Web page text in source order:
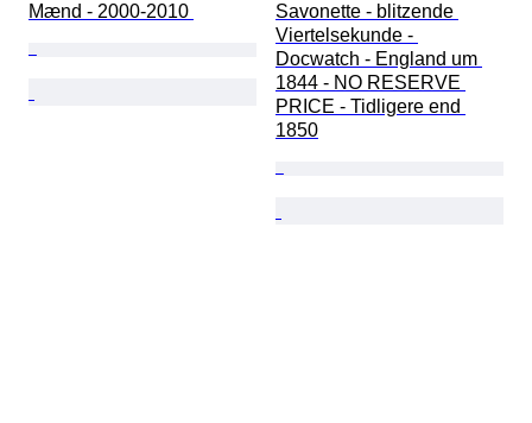
Mænd - 2000-2010
Savonette - blitzende
Viertelsekunde -
Docwatch - England um
1844 - NO RESERVE
PRICE - Tidligere end
1850